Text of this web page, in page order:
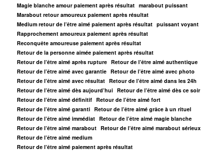
Magie blanche amour paiement après résultat marabout puissant
Marabout retour amoureux paiement après résultat
Medium retour de l’être aimé paiement après résultat puissant voyant
Rapprochement amoureux paiement après résultat
Reconquête amoureuse paiement après résultat
Retour de la personne aimée paiement après résultat
Retour de l’être aimé après rupture Retour de l’être aimé authentique
Retour de l’être aimé avec garantie Retour de l’être aimé avec photo
Retour de l’être aimé avec résultat Retour de l’être aimé dans les 24h
Retour de l’être aimé dès aujourd’hui Retour de l’être aimé dès ce soir
Retour de l’être aimé définitif Retour de l’être aimé fort
Retour de l’être aimé garanti Retour de l’être aimé grâce à un rituel
Retour de l’être aimé immédiat Retour de l’être aimé magie blanche
Retour de l’être aimé marabout Retour de l’être aimé marabout sérieux
Retour de l’être aimé medium
Retour de l’être aimé paiement après résultat